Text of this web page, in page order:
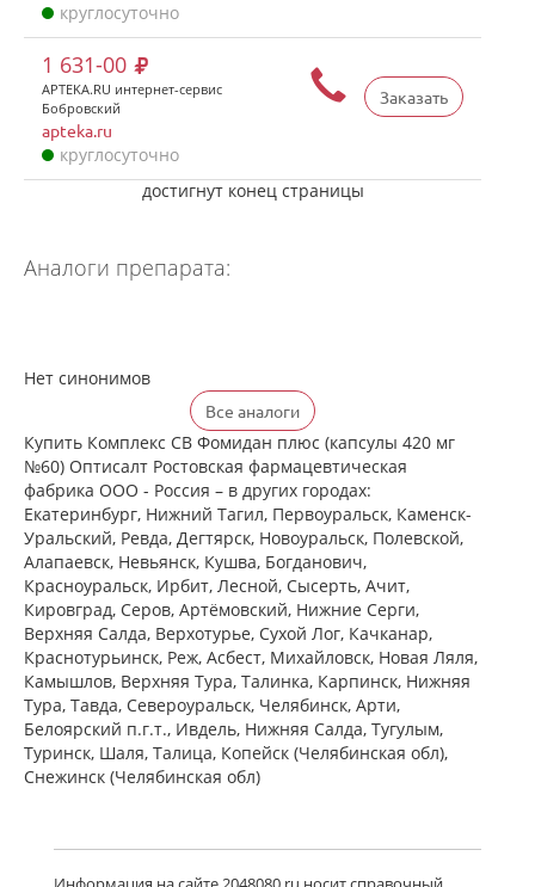
круглосуточно
Заказать
1 631-00
APTEKA.RU интернет-сервис
Бобровский
apteka.ru
круглосуточно
достигнут конец страницы
Аналоги препарата:
Нет синонимов
Все аналоги
Купить Комплекс СВ Фомидан плюс (капсулы 420 мг
№60) Оптисалт Ростовская фармацевтическая
фабрика ООО - Россия – в других городах:
Екатеринбург, Нижний Тагил, Первоуральск, Каменск-
Уральский, Ревда, Дегтярск, Новоуральск, Полевской,
Алапаевск, Невьянск, Кушва, Богданович,
Красноуральск, Ирбит, Лесной, Сысерть, Ачит,
Кировград, Серов, Артёмовский, Нижние Cерги,
Верхняя Салда, Верхотурье, Сухой Лог, Качканар,
Краснотурьинск, Реж, Асбест, Михайловск, Новая Ляля,
Камышлов, Верхняя Тура, Талинка, Карпинск, Нижняя
Тура, Тавда, Североуральск, Челябинск, Арти,
Белоярский п.г.т., Ивдель, Нижняя Салда, Тугулым,
Туринск, Шаля, Талица, Копейск (Челябинская обл),
Снежинск (Челябинская обл)